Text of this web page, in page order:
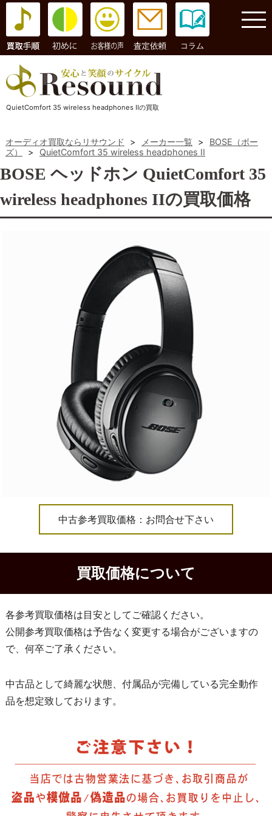
コラム
QuietComfort 35 wireless headphones IIの買取
オーディオ買取ならリサウンド > メーカー一覧 >
BOSE（ボー
ズ）
> QuietComfort 35 wireless headphones II
BOSE ヘッドホン QuietComfort 35
wireless headphones IIの買取価格
中古参考買取価格：お問合せ下さい
買取価格について
各参考買取価格は目安としてご確認ください。
公開参考買取価格は予告なく変更する場合がございますの
で、何卒ご了承ください。
中古品として綺麗な状態、付属品が完備している完全動作
品を想定致しております。